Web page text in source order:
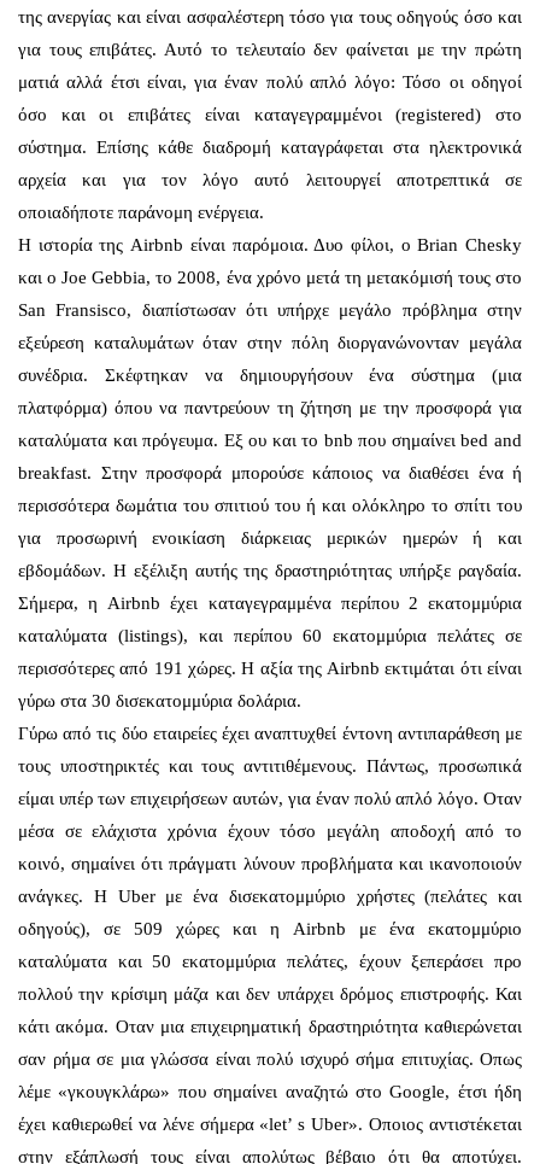
της ανεργίας και είναι ασφαλέστερη τόσο για τους οδηγούς όσο και
για τους επιβάτες. Αυτό το τελευταίο δεν φαίνεται με την πρώτη
ματιά αλλά έτσι είναι, για έναν πολύ απλό λόγο: Τόσο οι οδηγοί
όσο και οι επιβάτες είναι καταγεγραμμένοι (registered) στο
σύστημα. Επίσης κάθε διαδρομή καταγράφεται στα ηλεκτρονικά
αρχεία και για τον λόγο αυτό λειτουργεί αποτρεπτικά σε
οποιαδήποτε παράνομη ενέργεια.
Η ιστορία της Airbnb είναι παρόμοια. Δυο φίλοι, ο Brian Chesky
και ο Joe Gebbia, το 2008, ένα χρόνο μετά τη μετακόμισή τους στο
San Fransisco, διαπίστωσαν ότι υπήρχε μεγάλο πρόβλημα στην
εξεύρεση καταλυμάτων όταν στην πόλη διοργανώνονταν μεγάλα
συνέδρια. Σκέφτηκαν να δημιουργήσουν ένα σύστημα (μια
πλατφόρμα) όπου να παντρεύουν τη ζήτηση με την προσφορά για
καταλύματα και πρόγευμα. Εξ ου και το bnb που σημαίνει bed and
breakfast. Στην προσφορά μπορούσε κάποιος να διαθέσει ένα ή
περισσότερα δωμάτια του σπιτιού του ή και ολόκληρο το σπίτι του
για προσωρινή ενοικίαση διάρκειας μερικών ημερών ή και
εβδομάδων. Η εξέλιξη αυτής της δραστηριότητας υπήρξε ραγδαία.
Σήμερα, η Airbnb έχει καταγεγραμμένα περίπου 2 εκατομμύρια
καταλύματα (listings), και περίπου 60 εκατομμύρια πελάτες σε
περισσότερες από 191 χώρες. Η αξία της Airbnb εκτιμάται ότι είναι
γύρω στα 30 δισεκατομμύρια δολάρια.
Γύρω από τις δύο εταιρείες έχει αναπτυχθεί έντονη αντιπαράθεση με
τους υποστηρικτές και τους αντιτιθέμενους. Πάντως, προσωπικά
είμαι υπέρ των επιχειρήσεων αυτών, για έναν πολύ απλό λόγο. Οταν
μέσα σε ελάχιστα χρόνια έχουν τόσο μεγάλη αποδοχή από το
κοινό, σημαίνει ότι πράγματι λύνουν προβλήματα και ικανοποιούν
ανάγκες. Η Uber με ένα δισεκατομμύριο χρήστες (πελάτες και
οδηγούς), σε 509 χώρες και η Airbnb με ένα εκατομμύριο
καταλύματα και 50 εκατομμύρια πελάτες, έχουν ξεπεράσει προ
πολλού την κρίσιμη μάζα και δεν υπάρχει δρόμος επιστροφής. Και
κάτι ακόμα. Οταν μια επιχειρηματική δραστηριότητα καθιερώνεται
σαν ρήμα σε μια γλώσσα είναι πολύ ισχυρό σήμα επιτυχίας. Οπως
λέμε «γκουγκλάρω» που σημαίνει αναζητώ στο Google, έτσι ήδη
έχει καθιερωθεί να λένε σήμερα «let’ s Uber». Οποιος αντιστέκεται
στην εξάπλωσή τους είναι απολύτως βέβαιο ότι θα αποτύχει.